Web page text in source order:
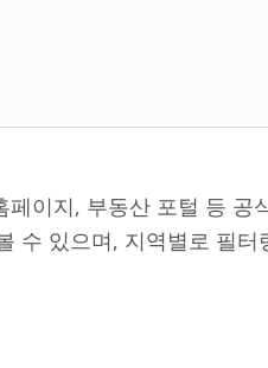
이지, 부동산 포털 등 공
수 있으며, 지역별로 필터